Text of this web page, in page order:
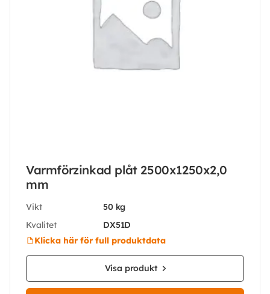
Varmförzinkad plåt 2500x1250x2,0
mm
Vikt
50 kg
Kvalitet
DX51D
Klicka här för full produktdata
Visa produkt